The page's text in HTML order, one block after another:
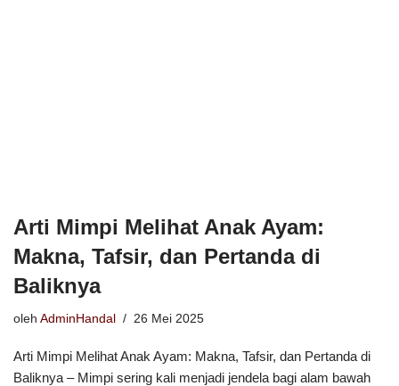
Arti Mimpi Melihat Anak Ayam:
Makna, Tafsir, dan Pertanda di
Baliknya
oleh AdminHandal 26 Mei 2025
Arti Mimpi Melihat Anak Ayam: Makna, Tafsir, dan Pertanda di
Baliknya – Mimpi sering kali menjadi jendela bagi alam bawah